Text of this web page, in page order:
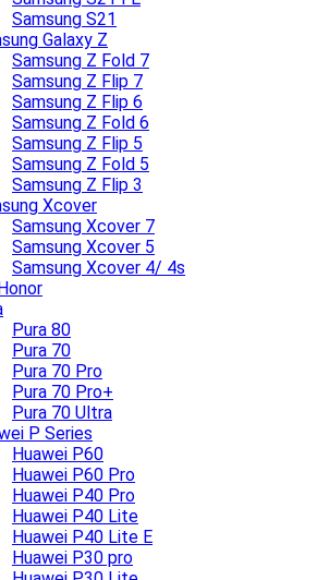
Samsung S21
Galaxy Z
Samsung Z Fold 7
Samsung Z Flip 7
Samsung Z Flip 6
Samsung Z Fold 6
Samsung Z Flip 5
Samsung Z Fold 5
Samsung Z Flip 3
Xcover
Samsung Xcover 7
Samsung Xcover 5
Samsung Xcover 4/ 4s
Pura 80
Pura 70
Pura 70 Pro
Pura 70 Pro+
Pura 70 Ultra
P Series
Huawei P60
Huawei P60 Pro
Huawei P40 Pro
Huawei P40 Lite
Huawei P40 Lite E
Huawei P30 pro